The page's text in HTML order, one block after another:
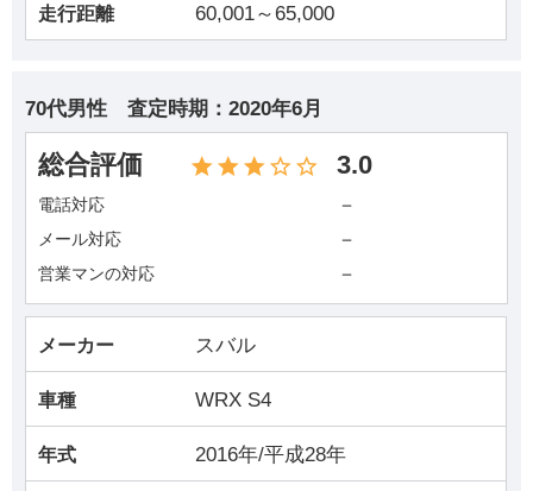
走行距離 60,001～65,000
70代男性 査定時期： 2020年6月
総合評価 3.0
電話対応 －
メール対応 －
営業マンの対応 －
メーカー スバル
車種 WRX S4
年式 2016年/平成28年